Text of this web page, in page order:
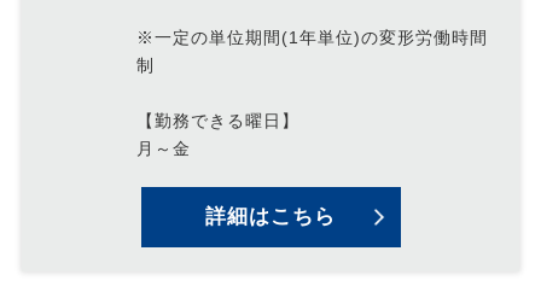
※一定の単位期間(1年単位)の変形労働時間
制
【勤務できる曜日】
月～金
詳細はこちら